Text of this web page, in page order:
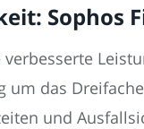
Sophos
um das
und